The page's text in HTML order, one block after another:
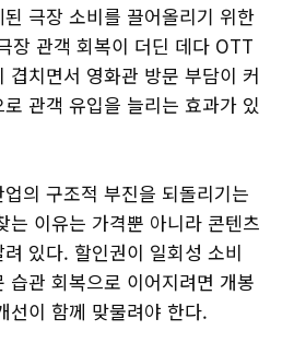
극장 소비를 끌어올리기 위한
장 관객 회복이 더딘 데다 OTT
겹치면서 영화관 방문 부담이 커
관객 유입을 늘리는 효과가 있
의 구조적 부진을 되돌리기는
는 이유는 가격뿐 아니라 콘텐츠
있다. 할인권이 일회성 소비
습관 회복으로 이어지려면 개봉
선이 함께 맞물려야 한다.